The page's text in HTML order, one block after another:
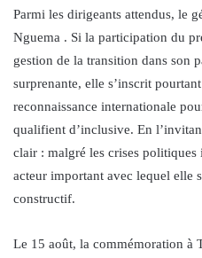
Parmi les dirigeants attendus, le
Nguema . Si la participation du
gestion de la transition dans son
surprenante, elle s’inscrit
reconnaissance internationale
qualifient d’inclusive. En
clair : malgré les crises politiques
acteur important avec lequel elle
constructif.
Le 15 août, la commémoration à